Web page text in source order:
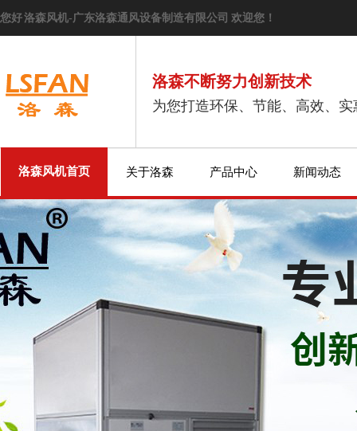
您好 洛森风机-广东洛森通风设备制造有限公司 欢迎您！
洛森不断努力创新技术
为您打造环保、节能、高效、
洛森风机首页 关于洛森 产品中心 新闻动态